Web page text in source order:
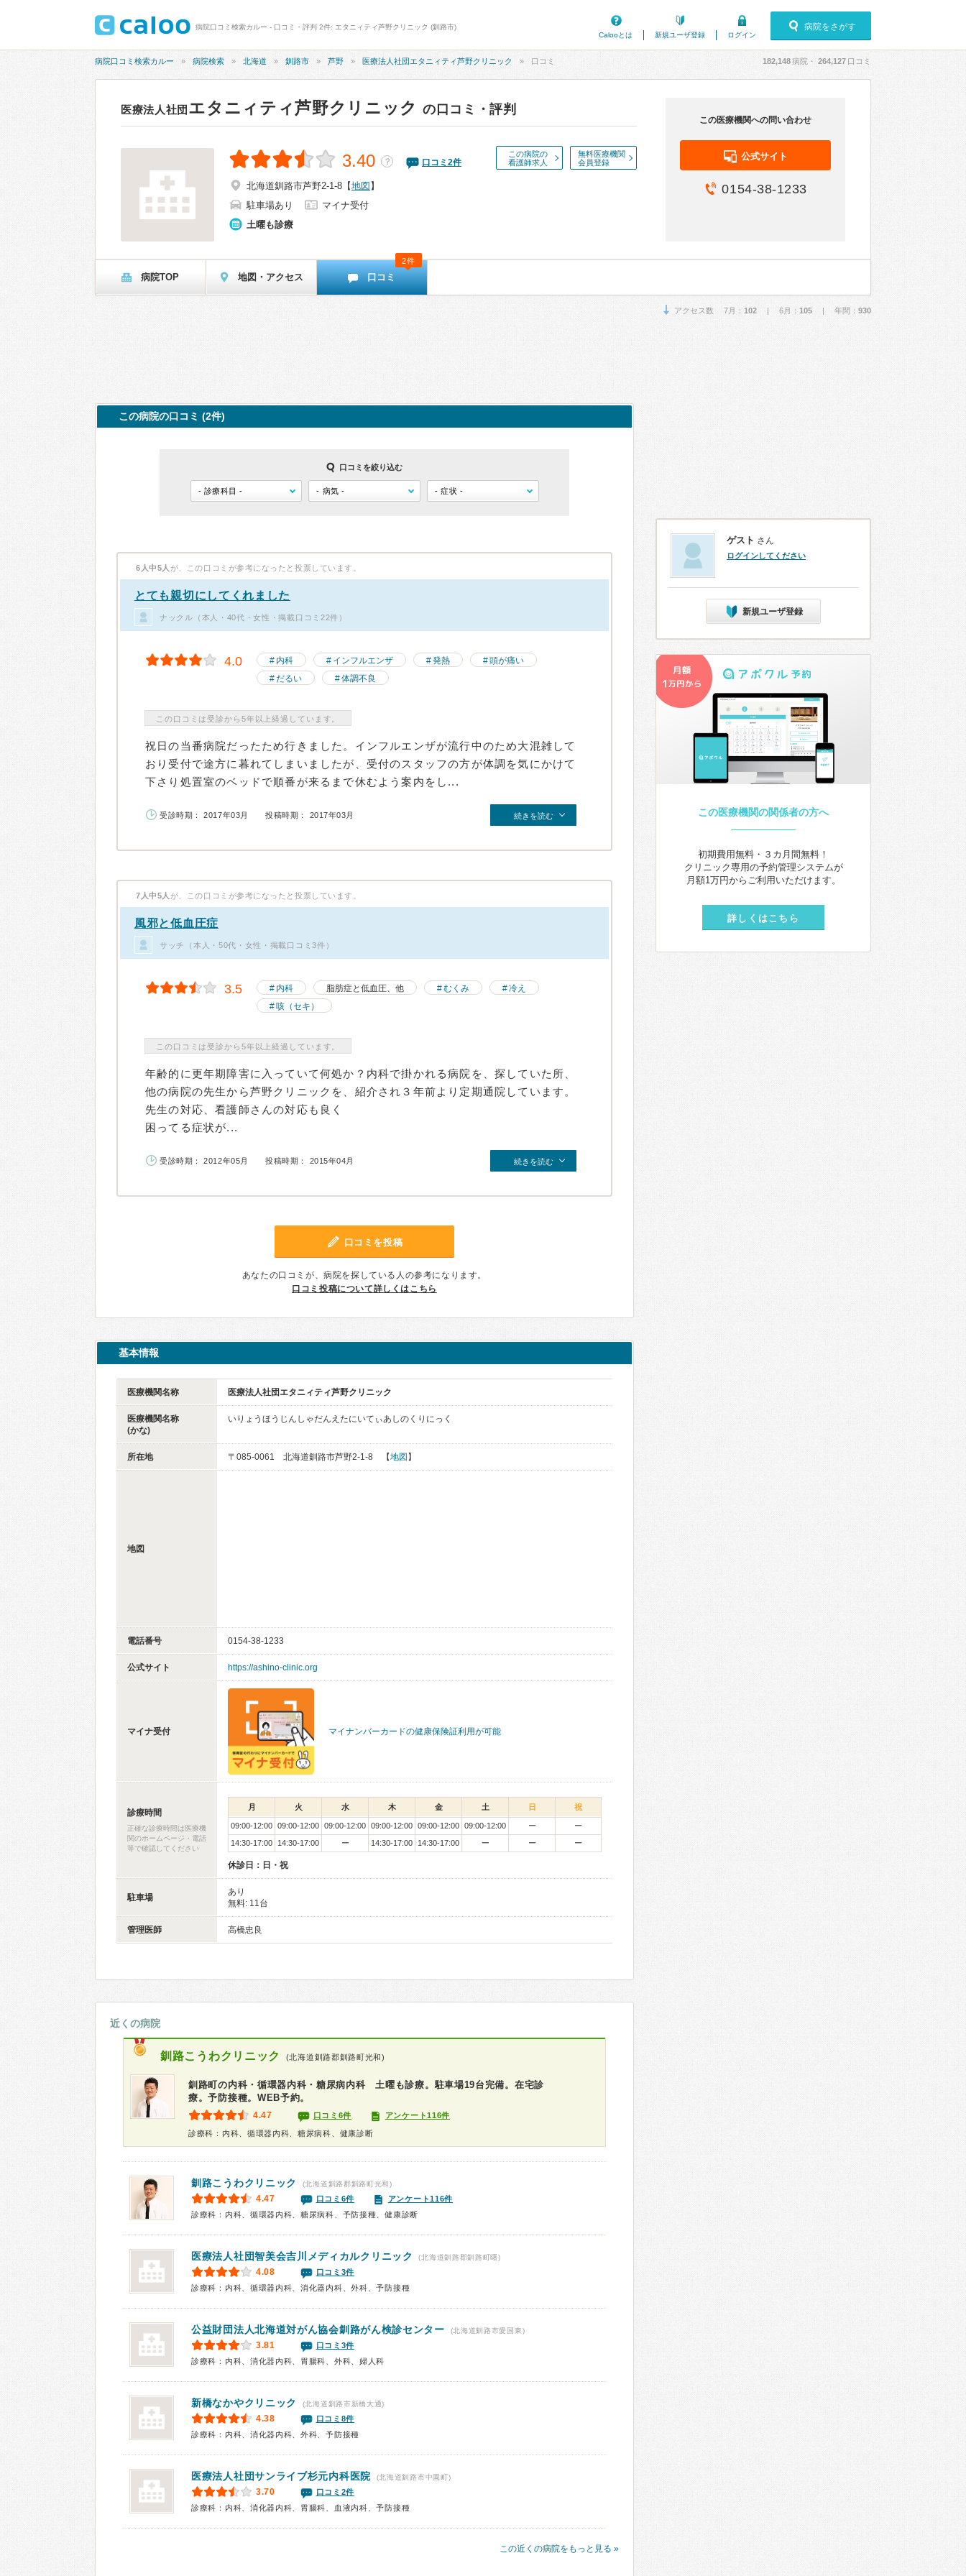
病院口コミ検索カルー - 口コミ・評判 2件: エタニィティ芦野クリニック (釧路市)
Calooとは
新規ユーザ登録 ログイン
病院をさがす
病院口コミ検索カルー 病院検索 北海道 釧路市 芦野 医療法人社団エタニィティ芦野クリニック 口コミ 182,148病院・ 264,127 口コミ
医療法人社団 エタニィティ芦野クリニック の口コミ・評判
この病院の
看護師求人
無料医療機関
会員登録
3.40 ？ 口コミ 2件
北海道釧路市芦野2-1-8 【地図 】
駐車場あり
マイナ受付
土曜も診療
この医療機関への問い合わせ
公式サイト
0154-38-1233
病院TOP 地図・アクセス 口コミ
2件
アクセス数 7月： 102 | 6月： 105 | 年間： 930
この病院の口コミ (2件)
口コミを絞り込む
6人中5人 が、この口コミが参考になったと投票しています。
とても親切にしてくれました
ナックル（本人・40代・女性・掲載口コミ22件）
4.0 内科 インフルエンザ 発熱
頭が痛い
だるい
体調不良
この口コミは受診から5年以上経過しています。
祝日の当番病院だったため行きました。インフルエンザが流行中のため大混雑して
おり受付で途方に暮れてしまいましたが、受付のスタッフの方が体調を気にかけて
下さり処置室のベッドで順番が来るまで休むよう案内をし...
受診時期： 2017年03月 投稿時期： 2017年03月 続きを読む
7人中5人 が、この口コミが参考になったと投票しています。
風邪と低血圧症
サッチ（本人・50代・女性・掲載口コミ3件）
3.5 内科 脂肪症と低血圧、他 むくみ
冷え
咳（セキ）
この口コミは受診から5年以上経過しています。
年齢的に更年期障害に入っていて何処か？内科で掛かれる病院を、探していた所、
他の病院の先生から芦野クリニックを、紹介され３年前より定期通院しています。
先生の対応、看護師さんの対応も良く
困ってる症状が...
受診時期： 2012年05月 投稿時期： 2015年04月 続きを読む
口コミを投稿
あなたの口コミが、病院を探している人の参考になります。
口コミ投稿について詳しくはこちら
基本情報
医療機関名称 医療法人社団エタニィティ芦野クリニック
医療機関名称
(かな)
いりょうほうじんしゃだんえたにいてぃあしのくりにっく
所在地 〒085-0061 北海道釧路市芦野2-1-8 【地図 】
地図
電話番号 0154-38-1233
公式サイト https://ashino-clinic.org
マイナ受付 マイナンバーカードの健康保険証利用が可能
診療時間
正確な診療時間は医療機
関のホームページ・電話
等で確認してください
月 火 水 木 金 土 日 祝
09:00-12:00 09:00-12:00 09:00-12:00 09:00-12:00 09:00-12:00 09:00-12:00 ー
ー
14:30-17:00
14:30-17:00 ー 14:30-17:00 14:30-17:00 ー ー ー
休診日：日・祝
駐車場
あり
無料: 11台
管理医師 高橋忠良
近くの病院
釧路こうわクリニック (北海道釧路郡釧路町光和)
釧路町の内科・循環器内科・糖尿病内科 土曜も診療。駐車場19台完備。在宅診
療。予防接種。WEB予約。
4.47 口コミ6件 アンケート116件
診療科：内科、循環器内科、糖尿病科、健康診断
釧路こうわクリニック (北海道釧路郡釧路町光和)
4.47 口コミ6件
アンケート116件
診療科：内科、循環器内科、糖尿病科、予防接種、健康診断
医療法人社団智美会吉川メディカルクリニック (北海道釧路郡釧路町曙)
4.08
口コミ3件
診療科：内科、循環器内科、消化器内科、外科、予防接種
公益財団法人北海道対がん協会釧路がん検診センター (北海道釧路市愛国東)
3.81
口コミ3件
診療科：内科、消化器内科、胃腸科、外科、婦人科
新橋なかやクリニック (北海道釧路市新橋大通)
4.38
口コミ8件
診療科：内科、消化器内科、外科、予防接種
医療法人社団サンライブ杉元内科医院 (北海道釧路市中園町)
3.70
口コミ2件
診療科：内科、消化器内科、胃腸科、血液内科、予防接種
この近くの病院をもっと見る »
ゲスト さん
ログインしてください
新規ユーザ登録
この医療機関の関係者の方へ
初期費用無料・３カ月間無料！
クリニック専用の予約管理システムが
月額1万円からご利用いただけます。
詳しくはこちら